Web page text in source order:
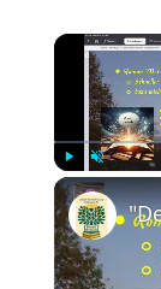
Play Unmute